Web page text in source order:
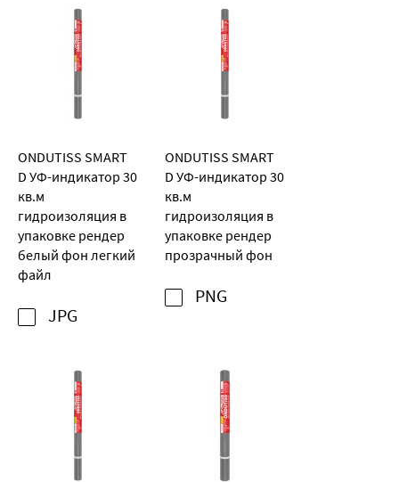
ONDUTISS SMART
D УФ-индикатор 30
кв.м
гидроизоляция в
упаковке рендер
белый фон легкий
файл
JPG
ONDUTISS SMART
D УФ-индикатор 30
кв.м
гидроизоляция в
упаковке рендер
прозрачный фон
PNG